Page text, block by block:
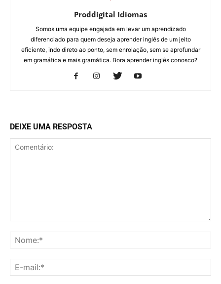
Proddigital Idiomas
Somos uma equipe engajada em levar um aprendizado
diferenciado para quem deseja aprender inglês de um jeito
eficiente, indo direto ao ponto, sem enrolação, sem se aprofundar
em gramática e mais gramática. Bora aprender inglês conosco?
DEIXE UMA RESPOSTA